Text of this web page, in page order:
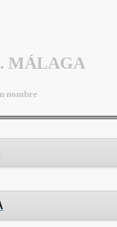
MÁLAGA
nombre